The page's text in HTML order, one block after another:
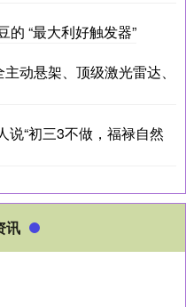
的 “最大利好触发器”
动悬架、顶级激光雷达、
说“初三3不做，福禄自然
讯